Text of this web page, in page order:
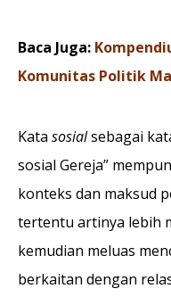
Baca Juga:
Komunitas Politik
Kata sosialsebagai
sosial Gereja”
konteks dan maksud
tertentu artinya lebih
kemudian meluas
berkaitan dengan